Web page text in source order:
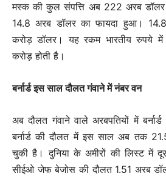
मस्क की कुल संपत्ति अब 222 अरब डॉलर
14.8 अरब डॉलर का फायदा हुआ।
करोड़ डॉलर। यह रकम भारतीय रुपये
करोड़ होती है।
बर्नार्ड इस साल दौलत गंवाने में नंबर वन
अब दौलत गंवाने वाले अरबपतियों में
बर्नार्ड की दौलत में इस साल अब तक
चुकी है। दुनिया के अमीरों की लिस्ट में
सीईओ जेफ बेजोस की दौलत 1.51 अरब